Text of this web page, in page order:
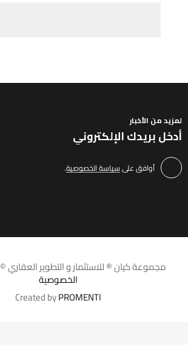
لمزيد من الأخبار
أوافق علىسياسة الخصوصية.
مجموعة كيان ® للاستثمار و التطوير العقاري © 2026.
الخصوصية
Created byPROMENTI